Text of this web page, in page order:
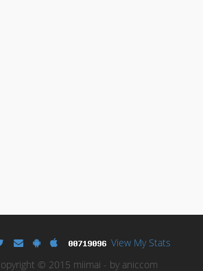
View My Stats
© 2015 miimai - by aniccom